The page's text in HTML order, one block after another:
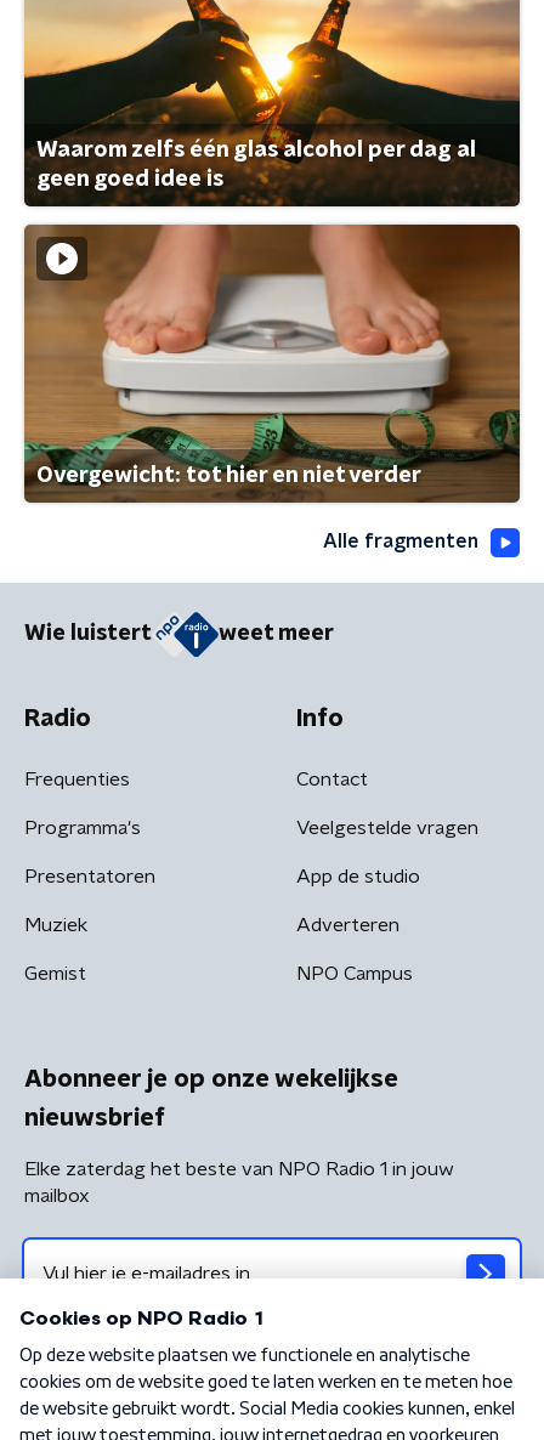
Waarom zelfs één glas alcohol per dag al
geen goed idee is
Overgewicht: tot hier en niet verder
Alle fragmenten
Wie luistert weet meer
Radio
Frequenties
Programma's
Presentatoren
Muziek
Gemist
Info
Contact
Veelgestelde vragen
App de studio
Adverteren
NPO Campus
Abonneer je op onze wekelijkse
nieuwsbrief
Elke zaterdag het beste van NPO Radio 1 in jouw
mailbox
Algemene voorwaarden